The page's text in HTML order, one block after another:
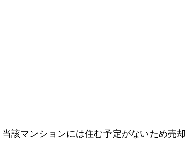
該マンションには住む予定がないため売却